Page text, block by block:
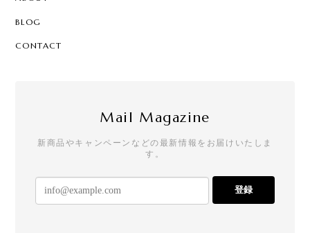
BLOG
CONTACT
Mail Magazine
新商品やキャンペーンなどの最新情報をお届けいたしま
す。
登録